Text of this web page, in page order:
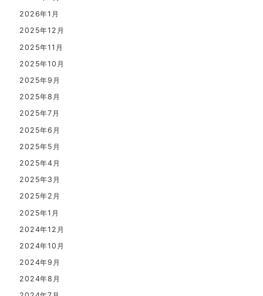
2026年1月
2025年12月
2025年11月
2025年10月
2025年9月
2025年8月
2025年7月
2025年6月
2025年5月
2025年4月
2025年3月
2025年2月
2025年1月
2024年12月
2024年10月
2024年9月
2024年8月